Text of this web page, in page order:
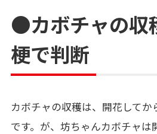
●カボチャの収
梗で判断
カボチャの収穫は、開花してか
です。が、坊ちゃんカボチャは